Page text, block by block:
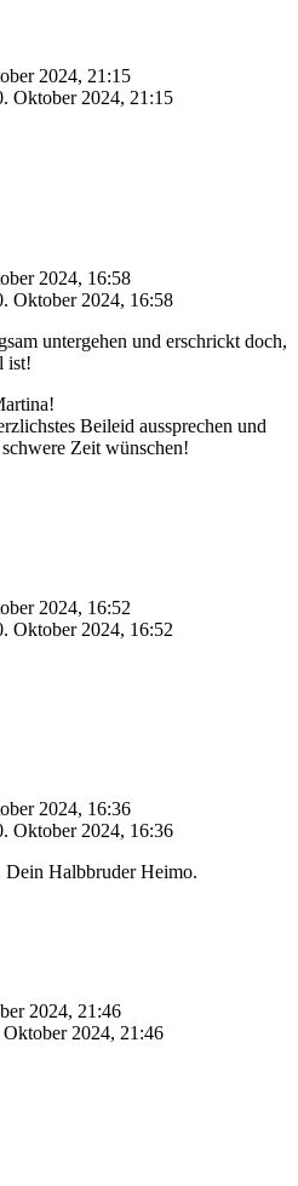
2024, 21:15
Oktober 2024, 21:15
2024, 16:58
Oktober 2024, 16:58
untergehen und erschrickt doch,
ist!
Beileid aussprechen und
Zeit wünschen!
2024, 16:52
Oktober 2024, 16:52
2024, 16:36
Oktober 2024, 16:36
Dein Halbbruder Heimo.
2024, 21:46
Oktober 2024, 21:46